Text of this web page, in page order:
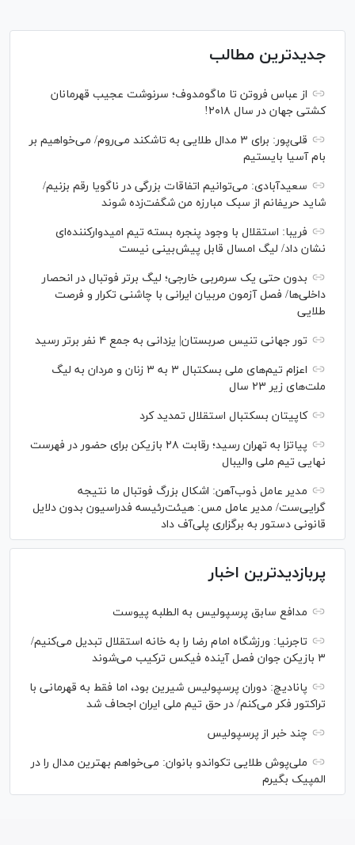
جدیدترین مطالب
از عباس فروتن تا ماگومدوف؛ سرنوشت عجیب قهرمانان
کشتی جهان در سال ۲۰۱۸!
قلی‌پور: برای ۳ مدال طلایی به تاشکند می‌روم/ می‌خواهیم بر
بام آسیا بایستیم
سعیدآبادی: می‌توانیم اتفاقات بزرگی در ناگویا رقم بزنیم/
شاید حریفانم از سبک مبارزه من شگفت‌زده شوند
فریبا: استقلال با وجود پنجره بسته تیم امیدوارکننده‌ای
نشان داد/ لیگ امسال قابل پیش‌بینی نیست
بدون حتی یک سرمربی خارجی؛ لیگ برتر فوتبال در انحصار
داخلی‌ها/ فصل آزمون مربیان ایرانی با چاشنی تکرار و فرصت
طلایی
تور جهانی تنیس صربستان| یزدانی به جمع ۴ نفر برتر رسید
اعزام تیم‌های ملی بسکتبال ۳ به ۳ زنان و مردان به لیگ
ملت‌های زیر ۲۳ سال
کاپیتان بسکتبال استقلال تمدید کرد
پیاتزا به تهران رسید؛ رقابت ۲۸ بازیکن برای حضور در فهرست
نهایی تیم ملی والیبال
مدیر عامل ذوب‌آهن: اشکال بزرگ فوتبال ما نتیجه
گرایی‌ست/ مدیر عامل مس: هیئت‌رئیسه فدراسیون بدون دلایل
قانونی دستور به برگزاری پلی‌آف داد
پربازدیدترین اخبار
مدافع سابق پرسپولیس به الطلبه پیوست
تاجرنیا: ورزشگاه امام رضا را به خانه استقلال تبدیل می‌کنیم/
۳ بازیکن جوان فصل آینده فیکس ترکیب می‌شوند
پانادیچ: دوران پرسپولیس شیرین بود، اما فقط به قهرمانی با
تراکتور فکر می‌کنم/ در حق تیم ملی ایران اجحاف شد
چند خبر از پرسپولیس
ملی‌پوش‌ طلایی تکواندو بانوان: می‌خواهم بهترین مدال را در
المپیک بگیرم